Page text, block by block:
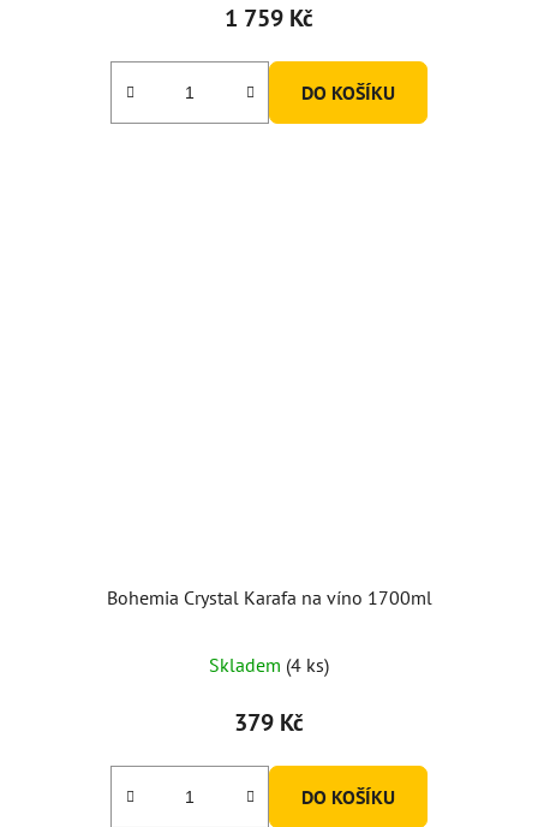
1 759 Kč
DO KOŠÍKU
Bohemia Crystal Karafa na víno 1700ml
Skladem (4 ks)
379 Kč
DO KOŠÍKU